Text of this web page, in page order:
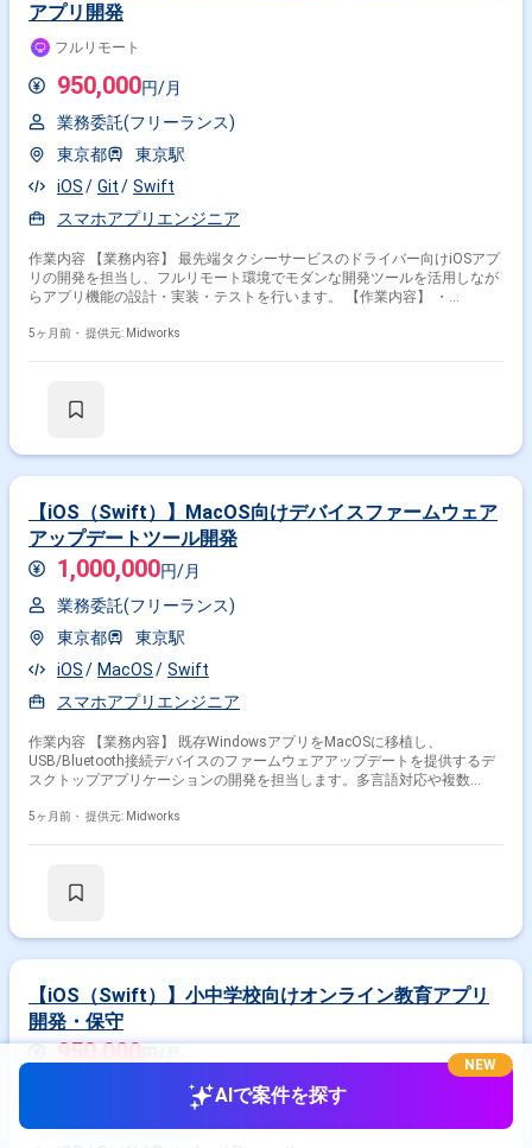
アプリ開発
フルリモート
950,000円/月
業務委託(フリーランス)
東京都
東京駅
iOS
Git
Swift
スマホアプリエンジニア
作業内容 【業務内容】 最先端タクシーサービスのドライバー向けiOSアプ
リの開発を担当し、フルリモート環境でモダンな開発ツールを活用しなが
らアプリ機能の設計・実装・テストを行います。 【作業内容】 ・
け機能の実装とテスト
5ヶ月前・ 提供元: Midworks
【iOS（Swift）】MacOS向けデバイスファームウェア
アップデートツール開発
1,000,000円/月
業務委託(フリーランス)
東京都
東京駅
iOS
MacOS
Swift
スマホアプリエンジニア
作業内容 【業務内容】 既存WindowsアプリをMacOSに移植し、
USB/Bluetooth接続デバイスのファームウェアアップデートを提供するデ
スクトップアプリケーションの開発を担当します。多言語対応や複数
機密情報管理も行います。 【作業内容】 ・既存WindowsアプリのMacOS
応 ・開発中デバイスの機密情報管理
5ヶ月前・ 提供元: Midworks
【iOS（Swift）】小中学校向けオンライン教育アプリ
開発・保守
950,000
業務委託(フリーランス)AIで案件を探す
NEW